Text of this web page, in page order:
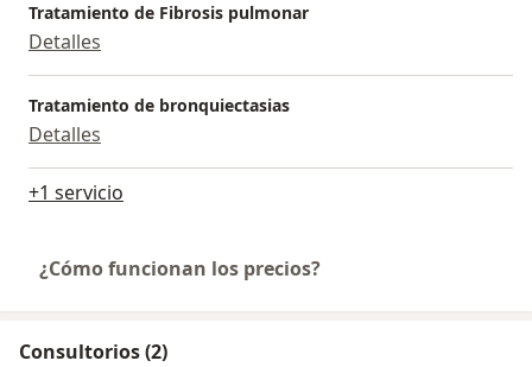
Tratamiento de Fibrosis pulmonar
Detalles
Tratamiento de bronquiectasias
Detalles
+1 servicio
¿Cómo funcionan los precios?
Consultorios (2)